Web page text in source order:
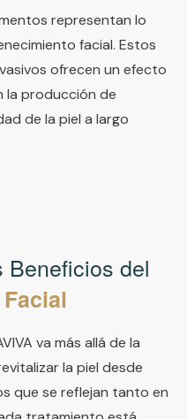
representan lo
facial. Estos
ofrecen un efecto
la producción de
de la piel a largo
Beneficios del
va más allá de la
la piel desde
que se reflejan tanto en